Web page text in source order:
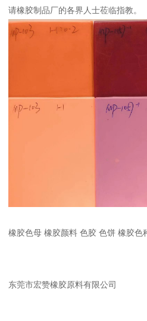
请橡胶制品厂的各界人士莅临指教。
橡胶色母 橡胶颜料 色胶 色饼 橡胶色
东莞市宏赞橡胶原料有限公司